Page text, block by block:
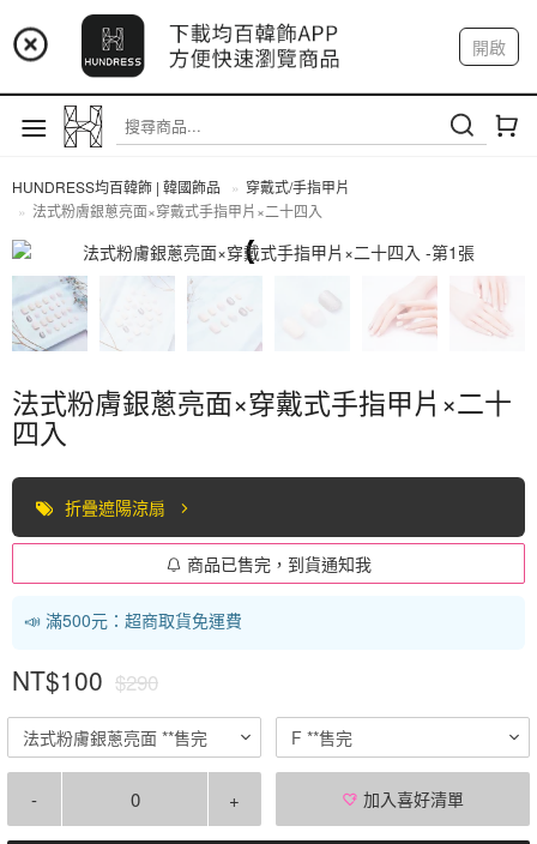
📢 市集預告：9/4-9/6 淡水捷運站
📢 市集預告：9/12-9/13 八里海巡基地
📢 市集預告：8/22-8/23 桃園青埔置地廣場
開啟
註冊 我的帳戶
HUNDRESS均百韓飾 | 韓國飾品
穿戴式/手指甲片
法式粉膚銀蔥亮面×穿戴式手指甲片×二十四入
穿戴式/手指甲片
法式粉膚銀蔥亮面×穿戴式手指甲片×二十
四入
折疊遮陽涼扇
商品已售完，到貨通知我
📣 滿500元：超商取貨免運費
NT$100 $290
法式粉膚銀蔥亮面 **售完 F **售完
- + 加入喜好清單